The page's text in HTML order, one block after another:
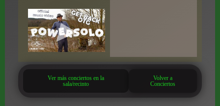
Ver más conciertos en la
sala/recinto
Volver a
Conciertos